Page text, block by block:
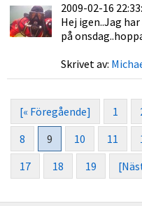
2009-02-16
Hej igen..Jag
på
Skrivet av:
[« Föregående] 1
8
9 10 11
17
18 19